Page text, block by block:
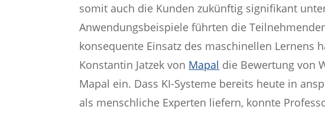
somit auch die Kunden zukünftig signifikant
Anwendungsbeispiele führten die
konsequente Einsatz des maschinellen Lernens
Konstantin Jatzek von Mapal die Bewertung von
Mapal ein. Dass KI-Systeme bereits heute in
als menschliche Experten liefern, konnte